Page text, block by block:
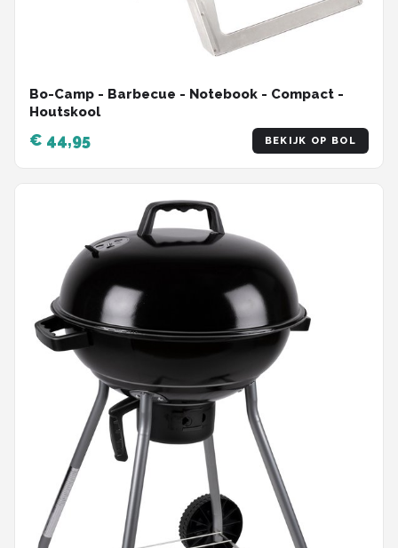
Bo-Camp - Barbecue - Notebook - Compact -
Houtskool
€ 44,95 BEKIJK OP BOL